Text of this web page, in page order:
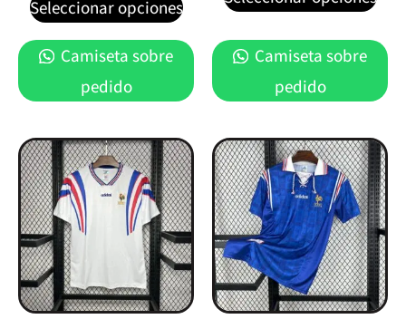
Seleccionar opciones
Camiseta sobre
pedido
Camiseta sobre
pedido